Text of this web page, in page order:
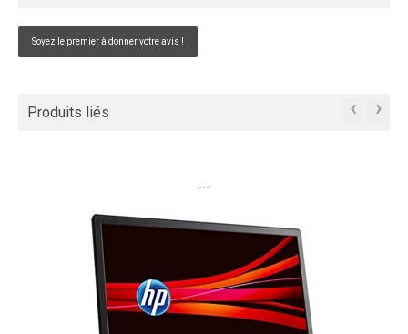
Soyez le premier à donner votre avis !
Produits liés ‹ ›
```